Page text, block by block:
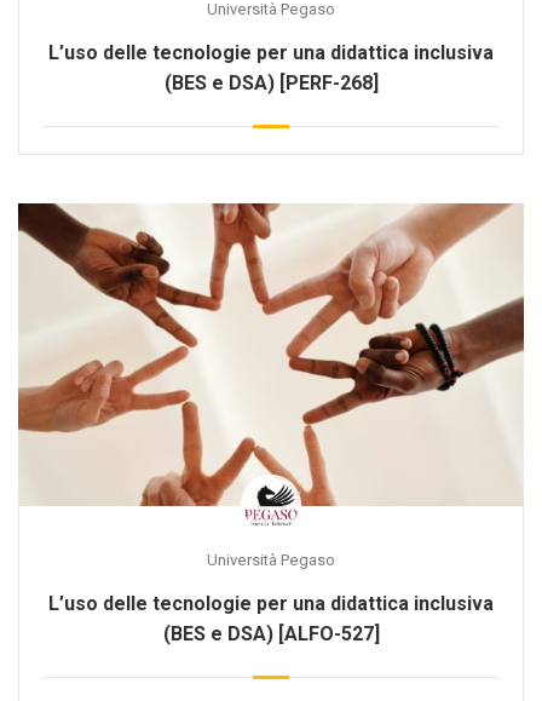
Università Pegaso
L’uso delle tecnologie per una didattica inclusiva
(BES e DSA) [PERF-268]
Università Pegaso
L’uso delle tecnologie per una didattica inclusiva
(BES e DSA) [ALFO-527]